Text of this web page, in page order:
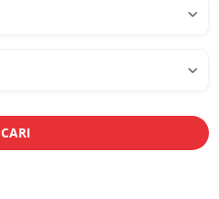
CARI